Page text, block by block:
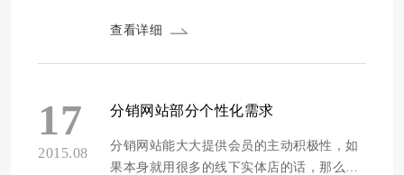
官网、微网站开发 二、项目概念： 微信+微
台。 三、 项目定位： 以旅游之名，打造线
下日常消费的粘连度，满足用户精神和肉
体“双双出轨”...
查看详细
17
2015.08
分销网站部分个性化需求
分销网站能大大提供会员的主动积极性，如
果本身就用很多的线下实体店的话，那么这